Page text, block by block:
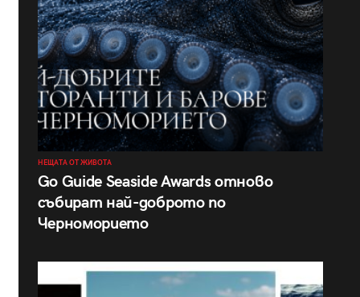
НЕЩАТА ОТ ЖИВОТА
Go Guide Seaside Awards отново
събират най-доброто по
Черноморието